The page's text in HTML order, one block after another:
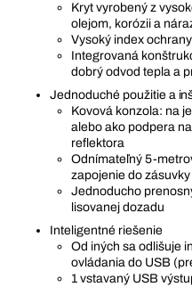
Kryt vyrobený z
olejom, korózii a
Vysoký index
Integrovaná
dobrý odvod tepla a
Jednoduché použitie a
Kovová konzola: na
alebo ako podpera
reflektora
Odnímateľný 5-
zapojenie do zásuvky
Jednoducho
lisovanej dozadu
Inteligentné riešenie
Od iných sa odlišuje
ovládania do USB
1 vstavaný USB